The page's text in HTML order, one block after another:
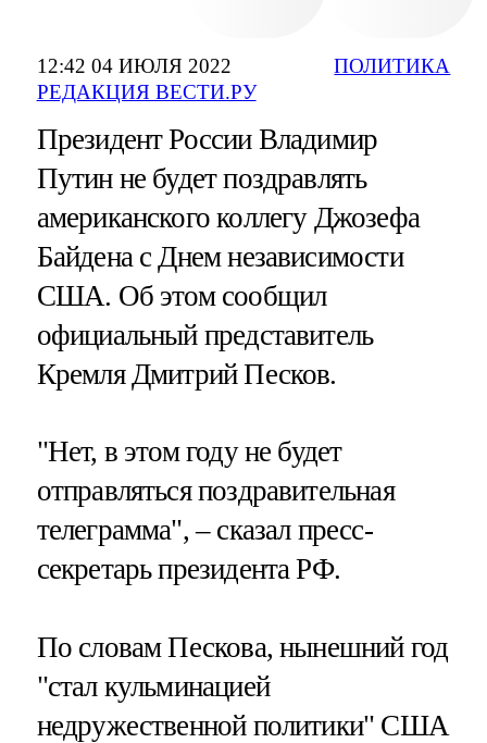
12:42 04 ИЮЛЯ 2022
РЕДАКЦИЯ ВЕСТИ.РУ
ПОЛИТИКА
Президент России Владимир
Путин не будет поздравлять
американского коллегу Джозефа
Байдена с Днем независимости
США. Об этом сообщил
официальный представитель
Кремля Дмитрий Песков.
"Нет, в этом году не будет
отправляться поздравительная
телеграмма", – сказал пресс-
секретарь президента РФ.
По словам Пескова, нынешний год
"стал кульминацией
недружественной политики" США